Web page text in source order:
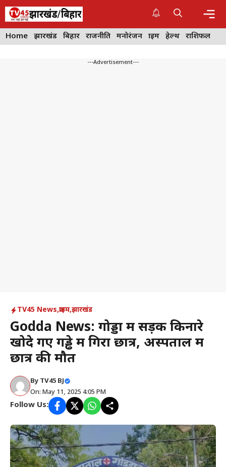
Skip
content
Home झारखंड बिहार राजनीति मनोरंजन क्राइम हेल्थ राशिफल
---Advertisement---
TV45 News,क्राइम,झारखंड
Godda News: गोड्डा में सड़क किनारे
खोदे गए गड्ढे में गिरा छात्र, अस्पताल में
छात्र की मौत
By TV45 BJ
On: May 11, 2025 4:05 PM
Follow Us: